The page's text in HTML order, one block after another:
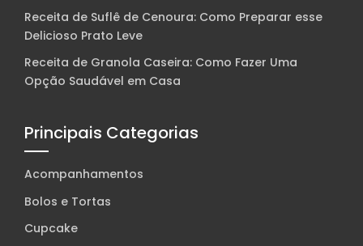
Receita de Suflê de Cenoura: Como Preparar esse
Delicioso Prato Leve
Receita de Granola Caseira: Como Fazer Uma
Opção Saudável em Casa
Principais Categorias
Acompanhamentos
Bolos e Tortas
Cupcake